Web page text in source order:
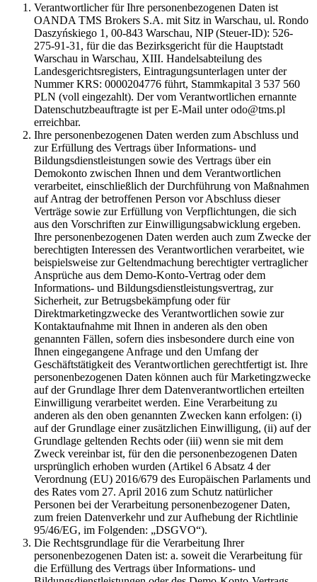
Verantwortlicher für Ihre personenbezogenen Daten ist
OANDA TMS Brokers S.A. mit Sitz in Warschau, ul. Rondo
Daszyńskiego 1, 00-843 Warschau, NIP (Steuer-ID): 526-
275-91-31, für die das Bezirksgericht für die Hauptstadt
Warschau in Warschau, XIII. Handelsabteilung des
Landesgerichtsregisters, Eintragungsunterlagen unter der
Nummer KRS: 0000204776 führt, Stammkapital 3 537 560
PLN (voll eingezahlt). Der vom Verantwortlichen ernannte
Datenschutzbeauftragte ist per E-Mail unter odo@tms.pl
erreichbar.
Ihre personenbezogenen Daten werden zum Abschluss und
zur Erfüllung des Vertrags über Informations- und
Bildungsdienstleistungen sowie des Vertrags über ein
Demokonto zwischen Ihnen und dem Verantwortlichen
verarbeitet, einschließlich der Durchführung von Maßnahmen
auf Antrag der betroffenen Person vor Abschluss dieser
Verträge sowie zur Erfüllung von Verpflichtungen, die sich
aus den Vorschriften zur Einwilligungsabwicklung ergeben.
Ihre personenbezogenen Daten werden auch zum Zwecke der
berechtigten Interessen des Verantwortlichen verarbeitet, wie
beispielsweise zur Geltendmachung berechtigter vertraglicher
Ansprüche aus dem Demo-Konto-Vertrag oder dem
Informations- und Bildungsdienstleistungsvertrag, zur
Sicherheit, zur Betrugsbekämpfung oder für
Direktmarketingzwecke des Verantwortlichen sowie zur
Kontaktaufnahme mit Ihnen in anderen als den oben
genannten Fällen, sofern dies insbesondere durch eine von
Ihnen eingegangene Anfrage und den Umfang der
Geschäftstätigkeit des Verantwortlichen gerechtfertigt ist. Ihre
personenbezogenen Daten können auch für Marketingzwecke
auf der Grundlage Ihrer dem Datenverantwortlichen erteilten
Einwilligung verarbeitet werden. Eine Verarbeitung zu
anderen als den oben genannten Zwecken kann erfolgen: (i)
auf der Grundlage einer zusätzlichen Einwilligung, (ii) auf der
Grundlage geltenden Rechts oder (iii) wenn sie mit dem
Zweck vereinbar ist, für den die personenbezogenen Daten
ursprünglich erhoben wurden (Artikel 6 Absatz 4 der
Verordnung (EU) 2016/679 des Europäischen Parlaments und
des Rates vom 27. April 2016 zum Schutz natürlicher
Personen bei der Verarbeitung personenbezogener Daten,
zum freien Datenverkehr und zur Aufhebung der Richtlinie
95/46/EG, im Folgenden: „DSGVO“).
Die Rechtsgrundlage für die Verarbeitung Ihrer
personenbezogenen Daten ist: a. soweit die Verarbeitung für
die Erfüllung des Vertrags über Informations- und